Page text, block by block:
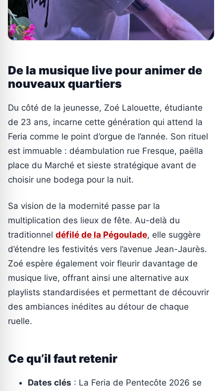
De la musique live pour animer de
nouveaux quartiers
Du côté de la jeunesse, Zoé Lalouette, étudiante
de 23 ans, incarne cette génération qui attend la
Feria comme le point d’orgue de l’année. Son rituel
est immuable : déambulation rue Fresque, paëlla
place du Marché et sieste stratégique avant de
choisir une bodega pour la nuit.
Sa vision de la modernité passe par la
multiplication des lieux de fête. Au-delà du
traditionnel défilé de la Pégoulade, elle suggère
d’étendre les festivités vers l’avenue Jean-Jaurès.
Zoé espère également voir fleurir davantage de
musique live, offrant ainsi une alternative aux
playlists standardisées et permettant de découvrir
des ambiances inédites au détour de chaque
ruelle.
Ce qu’il faut retenir
Dates clés : La Feria de Pentecôte 2026 se